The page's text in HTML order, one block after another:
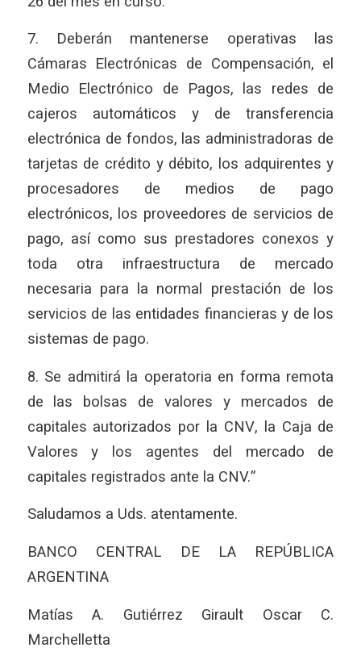
7. Deberán mantenerse operativas las
Cámaras Electrónicas de Compensación, el
Medio Electrónico de Pagos, las redes de
cajeros automáticos y de transferencia
electrónica de fondos, las administradoras de
tarjetas de crédito y débito, los adquirentes y
procesadores de medios de pago
electrónicos, los proveedores de servicios de
pago, así como sus prestadores conexos y
toda otra infraestructura de mercado
necesaria para la normal prestación de los
servicios de las entidades financieras y de los
sistemas de pago.
8. Se admitirá la operatoria en forma remota
de las bolsas de valores y mercados de
capitales autorizados por la CNV, la Caja de
Valores y los agentes del mercado de
capitales registrados ante la CNV.”
Saludamos a Uds. atentamente.
BANCO CENTRAL DE LA REPÚBLICA
ARGENTINA
Matías A. Gutiérrez Girault Oscar C.
Marchelletta